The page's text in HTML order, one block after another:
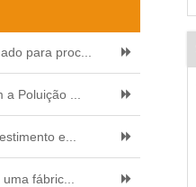
para proc...
Poluição ...
e...
fábric...